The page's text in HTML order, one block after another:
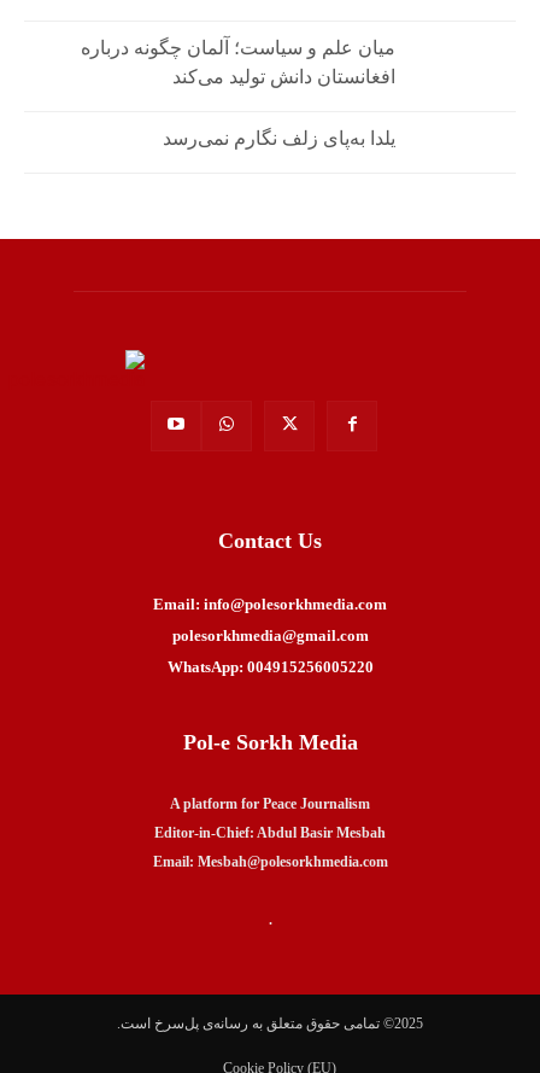
میان علم و سیاست؛ آلمان چگونه درباره
افغانستان دانش تولید می‌کند
یلدا به‌پای زلف نگارم نمی‌رسد
Contact Us
Email: info@polesorkhmedia.com
polesorkhmedia@gmail.com
WhatsApp: 004915256005220
Pol-e Sorkh Media
A platform for Peace Journalism
Editor-in-Chief: Abdul Basir Mesbah
Email: Mesbah@polesorkhmedia.com
.
2025© تمامی حقوق متعلق به‌ رسانه‌ی پل‌سرخ است.
Cookie Policy (EU)